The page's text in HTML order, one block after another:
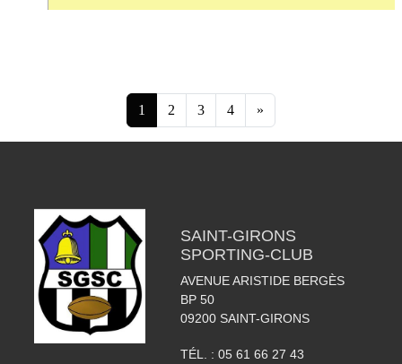
1 2 3 4 »
SAINT-GIRONS
SPORTING-CLUB
AVENUE ARISTIDE BERGÈS
BP 50
09200 SAINT-GIRONS
TÉL. : 05 61 66 27 43